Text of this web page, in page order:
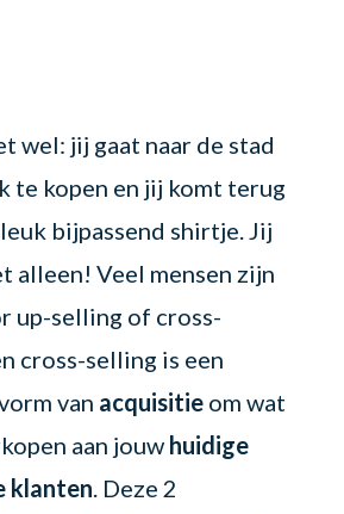
wel: jij gaat naar de stad
te kopen en jij komt terug
bijpassend shirtje. Jij
alleen! Veel mensen zijn
up-selling of cross-
cross-selling is een
van acquisitieom wat
aan jouw huidige
klanten. Deze 2